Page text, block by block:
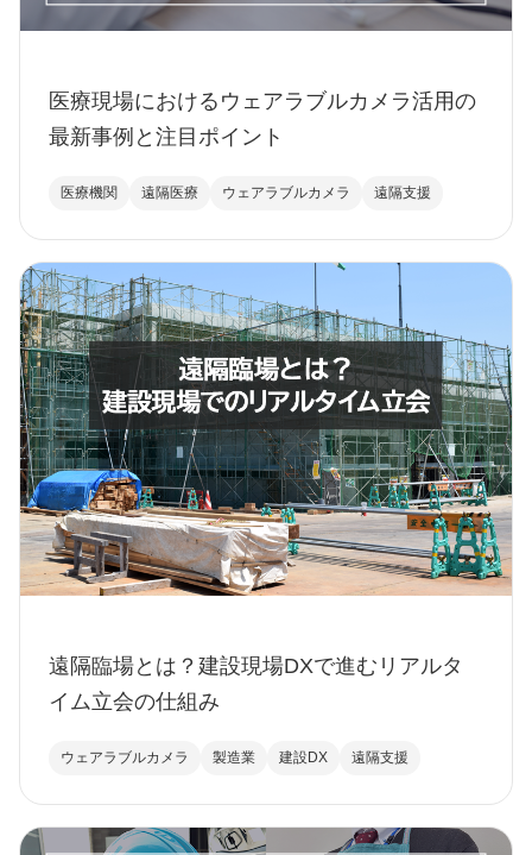
医療現場におけるウェアラブルカメラ活用の
最新事例と注目ポイント
医療機関 遠隔医療 ウェアラブルカメラ 遠隔支援
遠隔臨場とは？建設現場DXで進むリアルタ
イム立会の仕組み
ウェアラブルカメラ 製造業 建設DX 遠隔支援